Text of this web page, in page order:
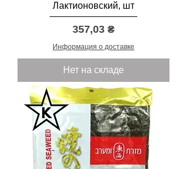
Лактионовский, шт
Цена
357,03 ₴
Информация о доставке
Нет на складе